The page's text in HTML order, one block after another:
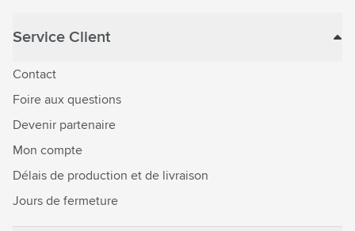
Service Client
Contact
Foire aux questions
Devenir partenaire
Mon compte
Délais de production et de livraison
Jours de fermeture